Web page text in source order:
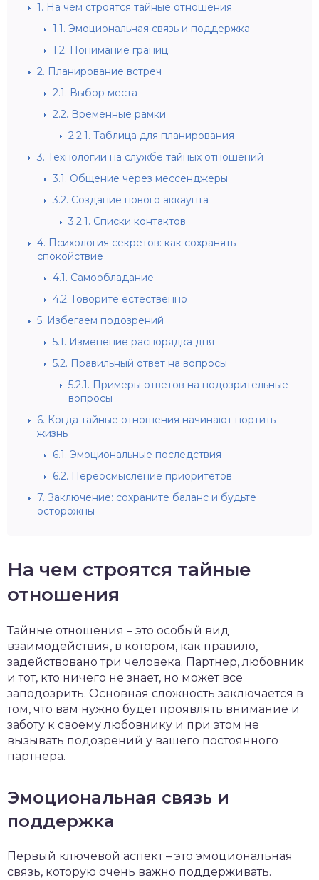
1. На чем строятся тайные отношения
1.1. Эмоциональная связь и поддержка
1.2. Понимание границ
2. Планирование встреч
2.1. Выбор места
2.2. Временные рамки
2.2.1. Таблица для планирования
3. Технологии на службе тайных отношений
3.1. Общение через мессенджеры
3.2. Создание нового аккаунта
3.2.1. Списки контактов
4. Психология секретов: как сохранять
спокойствие
4.1. Самообладание
4.2. Говорите естественно
5. Избегаем подозрений
5.1. Изменение распорядка дня
5.2. Правильный ответ на вопросы
5.2.1. Примеры ответов на подозрительные
вопросы
6. Когда тайные отношения начинают портить
жизнь
6.1. Эмоциональные последствия
6.2. Переосмысление приоритетов
7. Заключение: сохраните баланс и будьте
осторожны
На чем строятся тайные
отношения
Тайные отношения – это особый вид
взаимодействия, в котором, как правило,
задействовано три человека. Партнер, любовник
и тот, кто ничего не знает, но может все
заподозрить. Основная сложность заключается в
том, что вам нужно будет проявлять внимание и
заботу к своему любовнику и при этом не
вызывать подозрений у вашего постоянного
партнера.
Эмоциональная связь и
поддержка
Первый ключевой аспект – это эмоциональная
связь, которую очень важно поддерживать.